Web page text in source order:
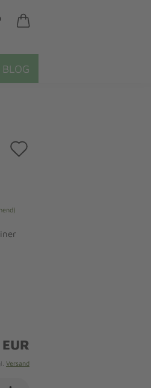
BLOG
Versand